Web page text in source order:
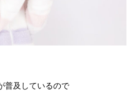
普及しているので